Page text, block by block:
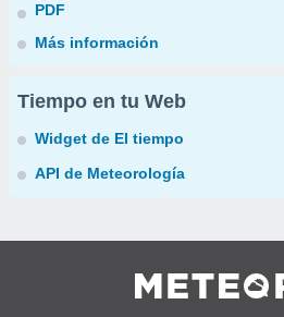
PDF
Más información
Tiempo en tu Web
Widget de El tiempo
API de Meteorología